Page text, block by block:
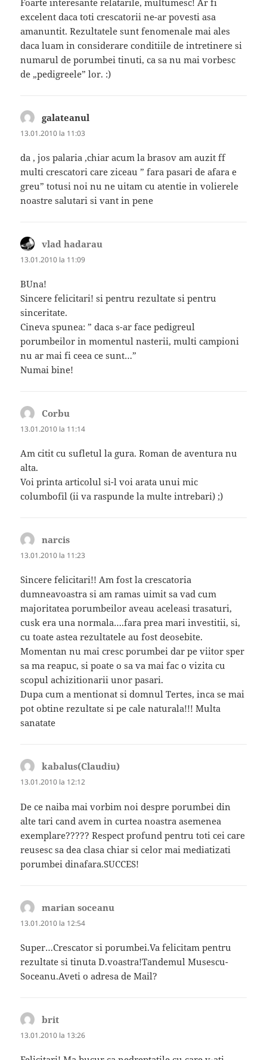
excelent daca toti crescatorii ne-ar povesti asa
amanuntit. Rezultatele sunt fenomenale mai ales
daca luam in considerare conditiile de intretinere si
numarul de porumbei tinuti, ca sa nu mai vorbesc
de „pedigreele” lor. :)
galateanul
13.01.2010 la 11:03
da , jos palaria ,chiar acum la brasov am auzit ff
multi crescatori care ziceau ” fara pasari de afara e
greu” totusi noi nu ne uitam cu atentie in volierele
noastre salutari si vant in pene
vlad hadarau
13.01.2010 la 11:09
BUna!
Sincere felicitari! si pentru rezultate si pentru
sinceritate.
Cineva spunea: ” daca s-ar face pedigreul
porumbeilor in momentul nasterii, multi campioni
nu ar mai fi ceea ce sunt…”
Numai bine!
Corbu
13.01.2010 la 11:14
Am citit cu sufletul la gura. Roman de aventura nu
alta.
Voi printa articolul si-l voi arata unui mic
columbofil (ii va raspunde la multe intrebari) ;)
narcis
13.01.2010 la 11:23
Sincere felicitari!! Am fost la crescatoria
dumneavoastra si am ramas uimit sa vad cum
majoritatea porumbeilor aveau aceleasi trasaturi,
cusk era una normala….fara prea mari investitii, si,
cu toate astea rezultatele au fost deosebite.
Momentan nu mai cresc porumbei dar pe viitor sper
sa ma reapuc, si poate o sa va mai fac o vizita cu
scopul achizitionarii unor pasari.
Dupa cum a mentionat si domnul Tertes, inca se mai
pot obtine rezultate si pe cale naturala!!! Multa
sanatate
kabalus(Claudiu)
13.01.2010 la 12:12
De ce naiba mai vorbim noi despre porumbei din
alte tari cand avem in curtea noastra asemenea
exemplare????? Respect profund pentru toti cei care
reusesc sa dea clasa chiar si celor mai mediatizati
porumbei dinafara.SUCCES!
marian soceanu
13.01.2010 la 12:54
Super…Crescator si porumbei.Va felicitam pentru
rezultate si tinuta D.voastra!Tandemul Musescu-
Soceanu.Aveti o adresa de Mail?
brit
13.01.2010 la 13:26